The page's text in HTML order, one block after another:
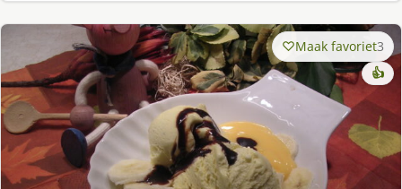
Maak favoriet3
👍